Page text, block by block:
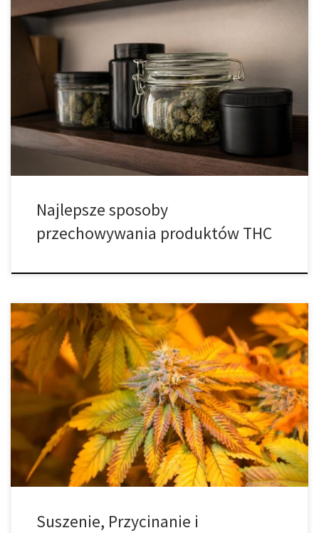
Jak prawidłowo przechowywać produkty z THC, aby zachowały
swoją jakość i skuteczność? Produkty zawierające THC są obecnie
dostępne w wielu różnych formach – od suszu konopnego, przez
olejki i ekstrakty, aż po koncentraty oraz produkty spożywcze
wzbogacone kannabinoidami. Bez względu […]
Najlepsze sposoby
przechowywania produktów THC
Jeśli udało Ci się już pomyślnie zebrać swoje rośliny konopi,
gratulacje – wykonałeś jeden z najważniejszych etapów w całym
procesie uprawy. Jednak nie zapominaj, że równie kluczowe są
kolejne kroki: prawidłowe suszenie, curing (czyli dojrzewanie)
oraz przechowywanie kwiatów. Nie pozwól, […]
Suszenie, Przycinanie i